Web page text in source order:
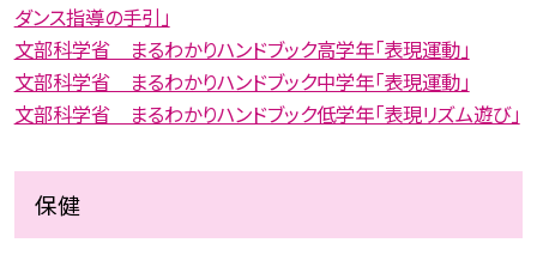
ダンス指導の手引」
文部科学省 まるわかりハンドブック高学年「表現運動」
文部科学省 まるわかりハンドブック中学年「表現運動」
文部科学省 まるわかりハンドブック低学年「表現リズム遊び」
保健